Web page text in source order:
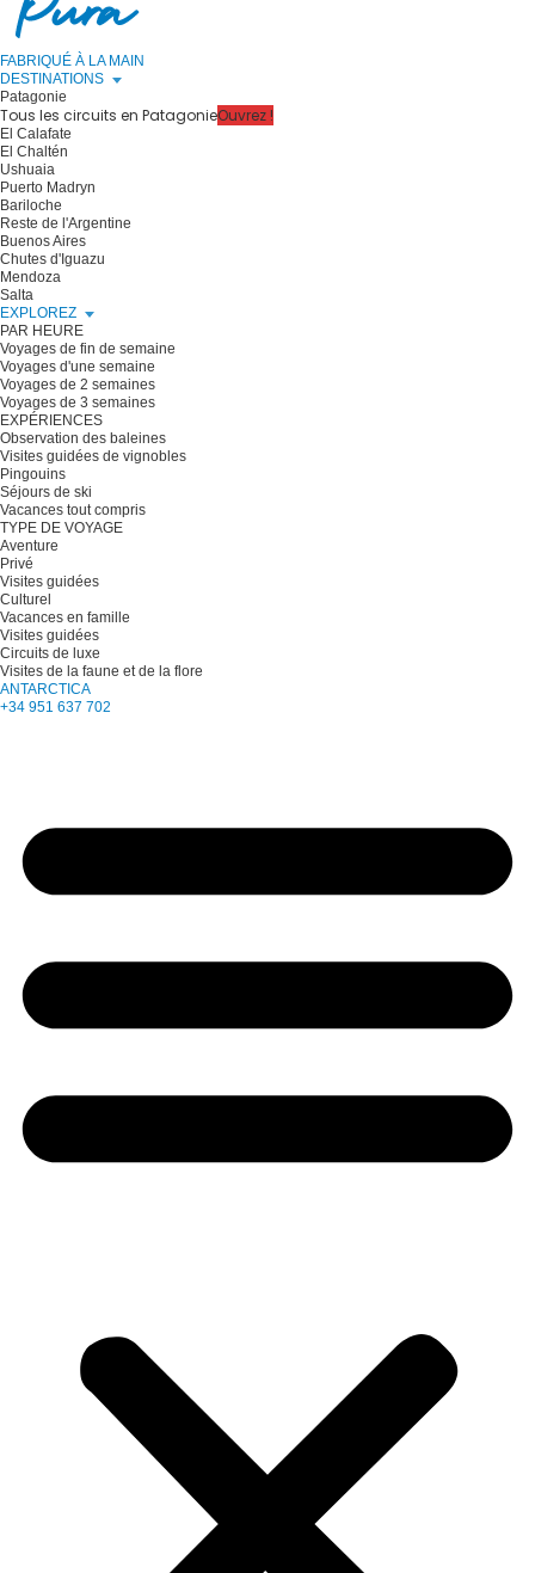
FABRIQUÉ À LA MAIN
DESTINATIONS
Patagonie
Tous les circuits en PatagonieOuvrez !
El Calafate
El Chaltén
Ushuaia
Puerto Madryn
Bariloche
Reste de l'Argentine
Buenos Aires
Chutes d'Iguazu
Mendoza
Salta
EXPLOREZ
PAR HEURE
Voyages de fin de semaine
Voyages d'une semaine
Voyages de 2 semaines
Voyages de 3 semaines
EXPÉRIENCES
Observation des baleines
Visites guidées de vignobles
Pingouins
Séjours de ski
Vacances tout compris
TYPE DE VOYAGE
Aventure
Privé
Visites guidées
Culturel
Vacances en famille
Visites guidées
Circuits de luxe
Visites de la faune et de la flore
ANTARCTICA
+34 951 637 702